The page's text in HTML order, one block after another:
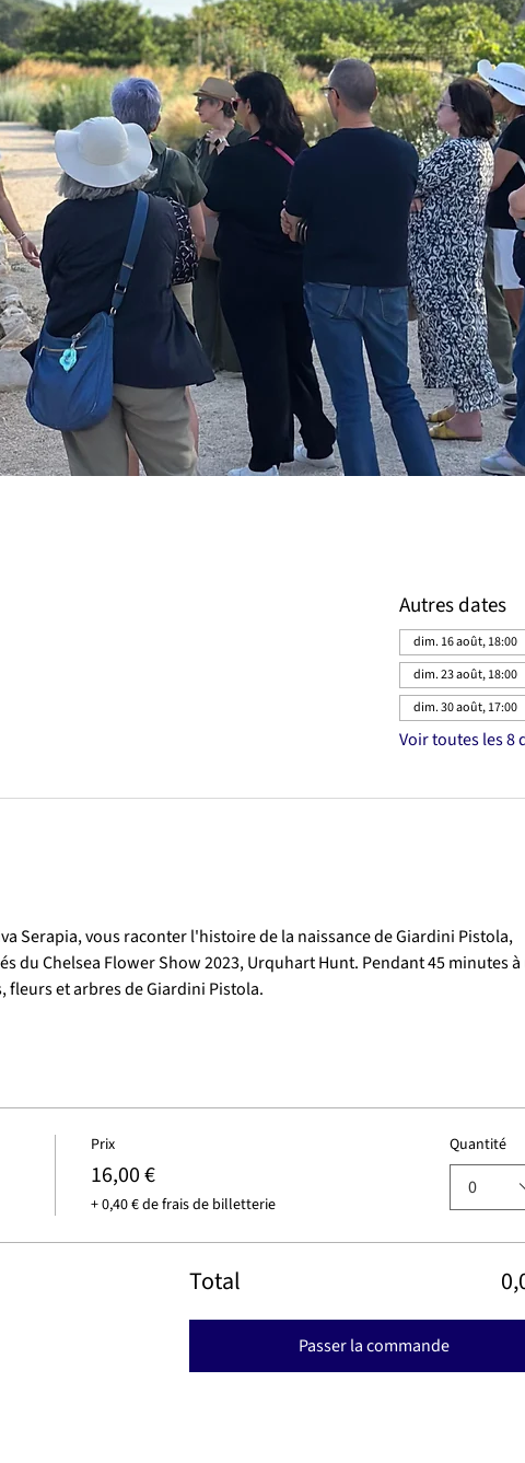
Autres dates
dim. 16 août, 18:00
dim. 23 août, 18:00
dim. 30 août, 17:00
Voir toutes les 8
Serapia, vous raconter l'histoire de la naissance de Giardini Pistola,
du Chelsea Flower Show 2023, Urquhart Hunt. Pendant 45 minutes à
fleurs et arbres de Giardini Pistola.
Prix
16,00 €
+ 0,40 € de frais de billetterie
Quantité
0
Total
Passer la commande